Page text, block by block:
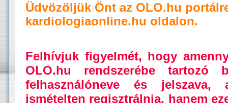
Üdvözöljük Önt az OLO.hu
kardiologiaonline.hu oldalon.
Felhívjuk figyelmét, hogy
OLO.hu rendszerébe tartozó
felhasználóneve és jelszava,
ismételten regisztrálnia, hanem